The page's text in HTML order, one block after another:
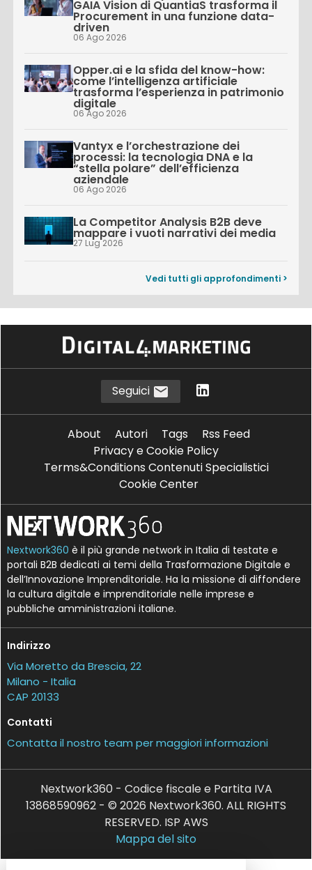
GAIA Vision di QuantiaS trasforma il
Procurement in una funzione data-
driven
06 Ago 2026
Opper.ai e la sfida del know-how:
come l’intelligenza artificiale
trasforma l’esperienza in patrimonio
digitale
06 Ago 2026
Vantyx e l’orchestrazione dei
processi: la tecnologia DNA e la
“stella polare” dell’efficienza
aziendale
06 Ago 2026
La Competitor Analysis B2B deve
mappare i vuoti narrativi dei media
27 Lug 2026
Vedi tutti gli approfondimenti >
Seguici
About Autori Tags
Rss Feed
Privacy e Cookie Policy
Terms&Conditions Contenuti Specialistici
Cookie Center
Nextwork360 è il più grande network in Italia di testate e
portali B2B dedicati ai temi della Trasformazione Digitale e
dell’Innovazione Imprenditoriale. Ha la missione di diffondere
la cultura digitale e imprenditoriale nelle imprese e
pubbliche amministrazioni italiane.
Indirizzo
Via Moretto da Brescia, 22
Milano - Italia
CAP 20133
Contatti
Contatta il nostro team per maggiori informazioni
Nextwork360 - Codice fiscale e Partita IVA
13868590962 - © 2026 Nextwork360. ALL RIGHTS
RESERVED. ISP AWS
Mappa del sito